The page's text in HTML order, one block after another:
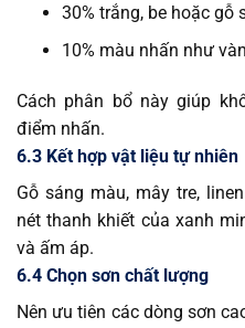
30% trắng, be hoặc gỗ
10% màu nhấn như
Cách phân bổ này giúp
điểm nhấn.
6.3 Kết hợp vật liệu tự nhiên
Gỗ sáng màu, mây tre,
nét thanh khiết của xanh
và ấm áp.
6.4 Chọn sơn chất lượng
Nên ưu tiên các dòng sơn